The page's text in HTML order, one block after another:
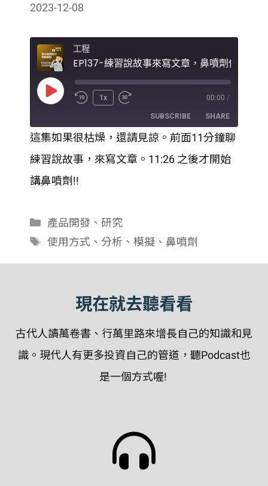
2023-12-08
工程
Play
1x 00:00 /
SUBSCRIBE SHARE
RSS FEED
SHARE
LINK
這集如果很枯燥，還請見諒。前面11分鐘聊
練習說故事，來寫文章。11:26 之後才開始
講鼻噴劑!!
分
類
產品開發、 研究
標
使用方式 、 分析 、 模擬、 鼻噴劑
現在就去聽看看
古代人讀萬卷書、行萬里路來增長自己的知識和見
識。現代人有更多投資自己的管道，聽Podcast也
是一個方式喔!